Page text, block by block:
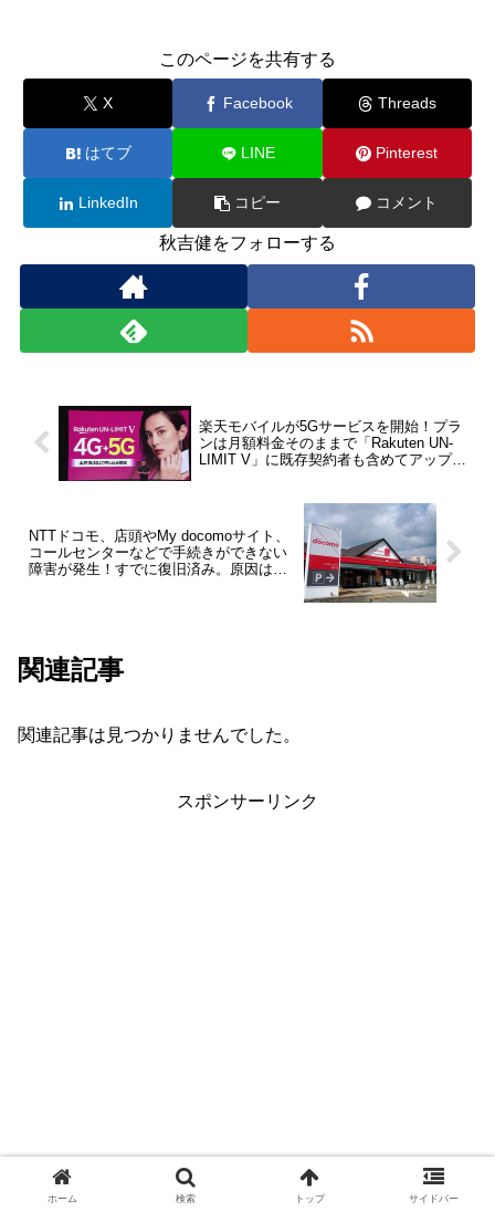
このページを共有する
X Facebook Threads
はてブ LINE Pinterest
LinkedIn コピー コメント
秋吉健をフォローする
楽天モバイルが5Gサービスを開始！プラ
ンは月額料金そのままで「Rakuten UN-
LIMIT V」に既存契約者も含めてアップグ
NTTドコモ、店頭やMy docomoサイト、
コールセンターなどで手続きができない
障害が発生！すでに復旧済み。原因は顧
関連記事
関連記事は見つかりませんでした。
スポンサーリンク
ホーム 検索 トップ サイドバー